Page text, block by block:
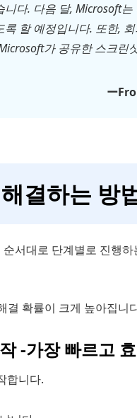
다. 다음 달, Microsoft
할 예정입니다. 또한,
가 공유한 스크린
ー
결하는 방
서대로 단계별로 진행
결 확률이 크게 높아집니
-가장 빠르고
합니다.